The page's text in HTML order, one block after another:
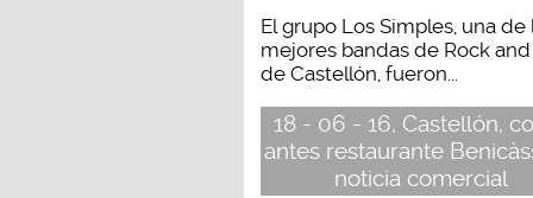
El grupo Los Simples, una de
mejores bandas de Rock
de Castellón, fueron...
18 - 06 - 16, Castellón,
antes restaurante
noticia comercial